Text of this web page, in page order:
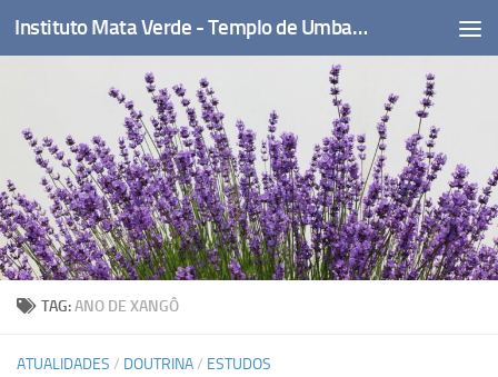
Skip to content Instituto Mata Verde - Templo de Umbanda
TAG:ANO DE XANGÔ
ATUALIDADES / DOUTRINA/ ESTUDOS